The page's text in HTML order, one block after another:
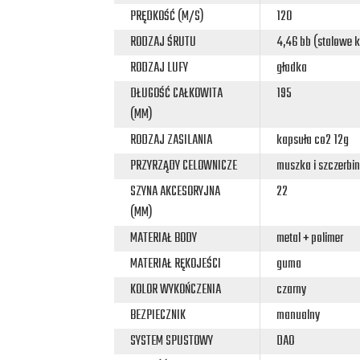
PRĘDKOŚĆ (M/S)
120
RODZAJ ŚRUTU
4,46 bb (stalowe
RODZAJ LUFY
gładka
DŁUGOŚĆ CAŁKOWITA
(MM)
195
RODZAJ ZASILANIA
kapsuła co2 12g
PRZYRZĄDY CELOWNICZE
muszka i
SZYNA AKCESORYJNA
(MM)
22
MATERIAŁ BODY
metal + polimer
MATERIAŁ RĘKOJEŚCI
guma
KOLOR WYKOŃCZENIA
czarny
BEZPIECZNIK
manualny
SYSTEM SPUSTOWY
DAO